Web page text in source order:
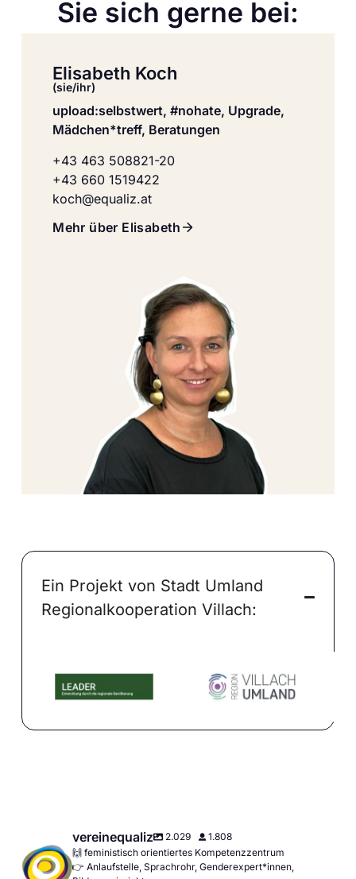
Sie sich gerne bei:
Elisabeth Koch
(sie/ihr)
upload:selbstwert, #nohate, Upgrade,
Mädchen*treff, Beratungen
+43 463 508821-20
+43 660 1519422
koch@equaliz.at
Mehr über Elisabeth
Ein Projekt von Stadt Umland
Regionalkooperation Villach:
vereinequaliz 2.029
1.808
🙌 feministisch orientiertes Kompetenzzentrum
👉 Anlaufstelle, Sprachrohr, Genderexpert*innen,